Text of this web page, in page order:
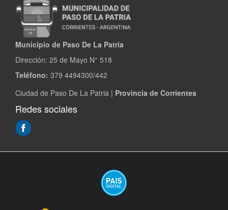
Municipio de Paso De La Patria
Dirección: 25 de Mayo N° 518
Teléfono: 379 4494300/442
Ciudad de Paso De La Patria | Provincia de Corrientes
Redes sociales